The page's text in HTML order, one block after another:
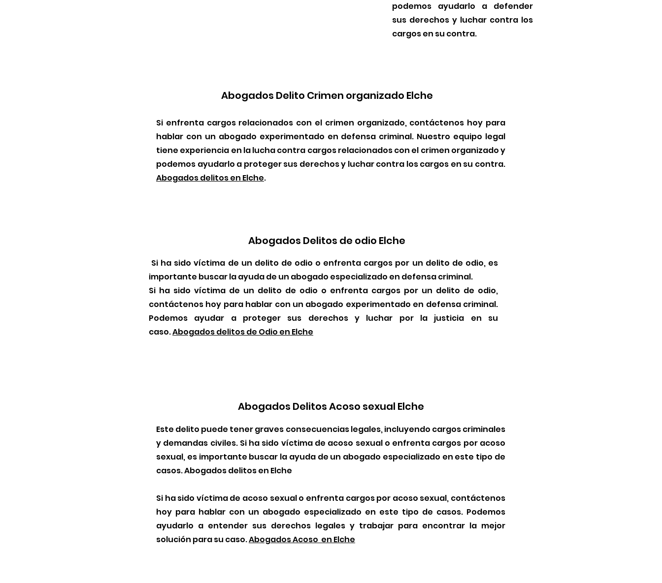
podemos ayudarlo a defender
sus derechos y luchar contra los
cargos en su contra.
Abogados Delito Crimen organizado Elche
Si enfrenta cargos relacionados con el crimen organizado, contáctenos hoy para
hablar con un abogado experimentado en defensa criminal. Nuestro equipo legal
tiene experiencia en la lucha contra cargos relacionados con el crimen organizado y
podemos ayudarlo a proteger sus derechos y luchar contra los cargos en su contra.
Abogados delitos en Elche.
Abogados Delitos de odio Elche
Si ha sido víctima de un delito de odio o enfrenta cargos por un delito de odio, es
importante buscar la ayuda de un abogado especializado en defensa criminal.
Si ha sido víctima de un delito de odio o enfrenta cargos por un delito de odio,
contáctenos hoy para hablar con un abogado experimentado en defensa criminal.
Podemos ayudar a proteger sus derechos y luchar por la justicia en su
caso.Abogados delitos de Odio en Elche
Abogados Delitos Acoso sexual Elche
Este delito puede tener graves consecuencias legales, incluyendo cargos criminales
y demandas civiles. Si ha sido víctima de acoso sexual o enfrenta cargos por acoso
sexual, es importante buscar la ayuda de un abogado especializado en este tipo de
casos. Abogados delitos en Elche
Si ha sido víctima de acoso sexual o enfrenta cargos por acoso sexual, contáctenos
hoy para hablar con un abogado especializado en este tipo de casos. Podemos
ayudarlo a entender sus derechos legales y trabajar para encontrar la mejor
solución para su caso.Abogados Acoso en Elche